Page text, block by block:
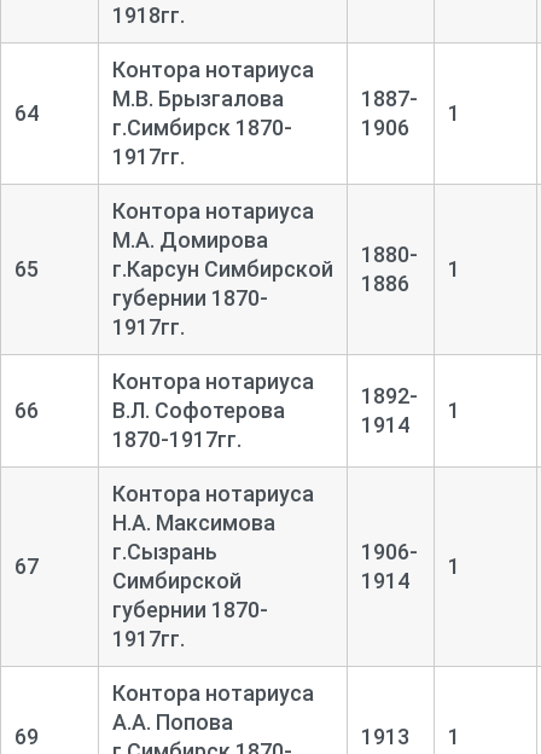
1918гг.
64
Контора нотариуса
М.В. Брызгалова
г.Симбирск 1870-
1917гг.
1887-
1906
1
65
Контора нотариуса
М.А. Домирова
г.Карсун Симбирской
губернии 1870-
1917гг.
1880-
1886
1
66
Контора нотариуса
В.Л. Софотерова
1870-1917гг.
1892-
1914
1
67
Контора нотариуса
Н.А. Максимова
г.Сызрань
Симбирской
губернии 1870-
1917гг.
1906-
1914
1
69
Контора нотариуса
А.А. Попова
1913 1